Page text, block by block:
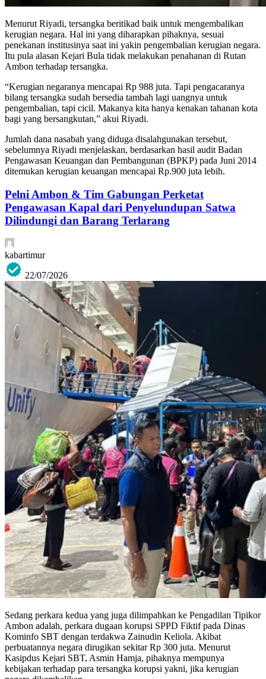
Menurut Riyadi, tersangka beritikad baik untuk mengembalikan
kerugian negara. Hal ini yang diharapkan pihaknya, sesuai
penekanan institusinya saat ini yakin pengembalian kerugian negara.
Itu pula alasan Kejari Bula tidak melakukan penahanan di Rutan
Ambon terhadap tersangka.
“Kerugian negaranya mencapai Rp 988 juta. Tapi pengacaranya
bilang tersangka sudah bersedia tambah lagi uangnya untuk
pengembalian, tapi cicil. Makanya kita hanya kenakan tahanan kota
bagi yang bersangkutan,” akui Riyadi.
Jumlah dana nasabah yang diduga disalahgunakan tersebut,
sebelumnya Riyadi menjelaskan, berdasarkan hasil audit Badan
Pengawasan Keuangan dan Pembangunan (BPKP) pada Juni 2014
ditemukan kerugian keuangan mencapai Rp.900 juta lebih.
Pelni Ambon & Tim Gabungan Perketat
Pengawasan Kapal dari Penyelundupan Satwa
Dilindungi dan Barang Terlarang
kabartimur
22/07/2026
Sedang perkara kedua yang juga dilimpahkan ke Pengadilan Tipikor
Ambon adalah, perkara dugaan korupsi SPPD Fiktif pada Dinas
Kominfo SBT dengan terdakwa Zainudin Keliola. Akibat
perbuatannya negara dirugikan sekitar Rp 300 juta. Menurut
Kasipdus Kejari SBT, Asmin Hamja, pihaknya mempunya
kebijakan terhadap para tersangka korupsi yakni, jika kerugian